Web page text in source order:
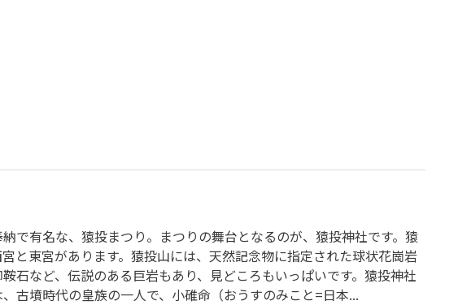
で有名な、猿投まつり。まつりの舞台となるのが、猿投神社です。猿
と東宮があります。猿投山には、天然記念物に指定された球状花崗岩
石など、伝説のある巨岩もあり、見どころもいっぱいです。猿投神社
古墳時代の皇族の一人で、小碓命（おうすのみこと=日本...